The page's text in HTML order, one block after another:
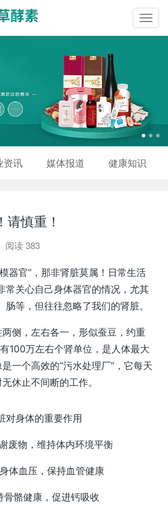
资讯 媒体报道 健康知识
请慎重！
阅读383
官”，那非肾脏莫属！日常生活
常关心自己身体器官的情况，尤其
肠等，但往往忽略了我们的肾脏。
，左右各一，形似蚕豆，约重
100万左右个肾单位，是人体最大
一个高效的“污水处理厂”，它每天
休止不间断的工作。
对身体的重要作用
废物，维持体内环境平衡
体血压，保持血管健康
骨骼健康，促进钙吸收